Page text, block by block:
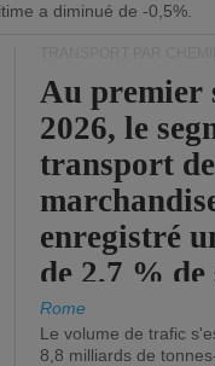
a diminué de -0,5%.
Au premier
2026, le
transport de
enregistré
de 2,7 % de
chiffre
Rome
Le volume de trafic
8,8 milliards de